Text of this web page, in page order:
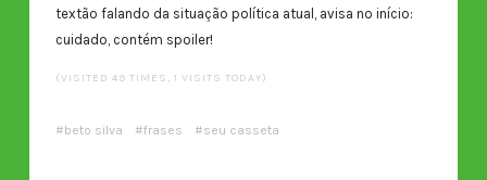
textão falando da situação política atual, avisa no início:
cuidado, contém spoiler!
(VISITED 49 TIMES, 1 VISITS TODAY)
beto silva frases seu casseta